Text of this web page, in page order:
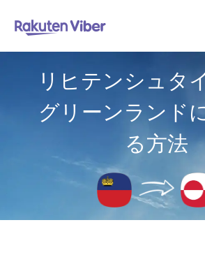
リヒテンシュタ
グリーンランド
る方法